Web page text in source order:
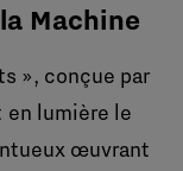
Machine
», conçue par
en lumière le
œuvrant